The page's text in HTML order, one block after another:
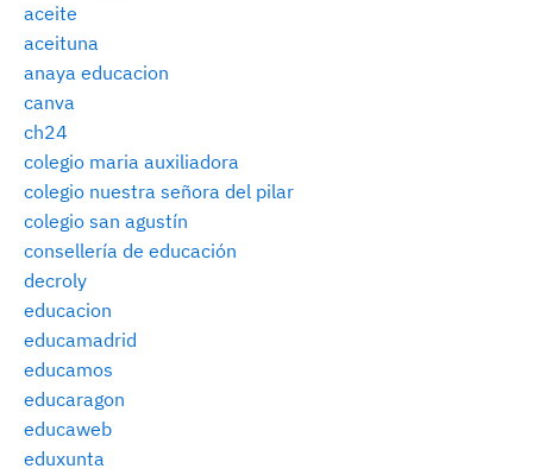
aceite
aceituna
anaya educacion
canva
ch24
colegio maria auxiliadora
colegio nuestra señora del pilar
colegio san agustín
consellería de educación
decroly
educacion
educamadrid
educamos
educaragon
educaweb
eduxunta